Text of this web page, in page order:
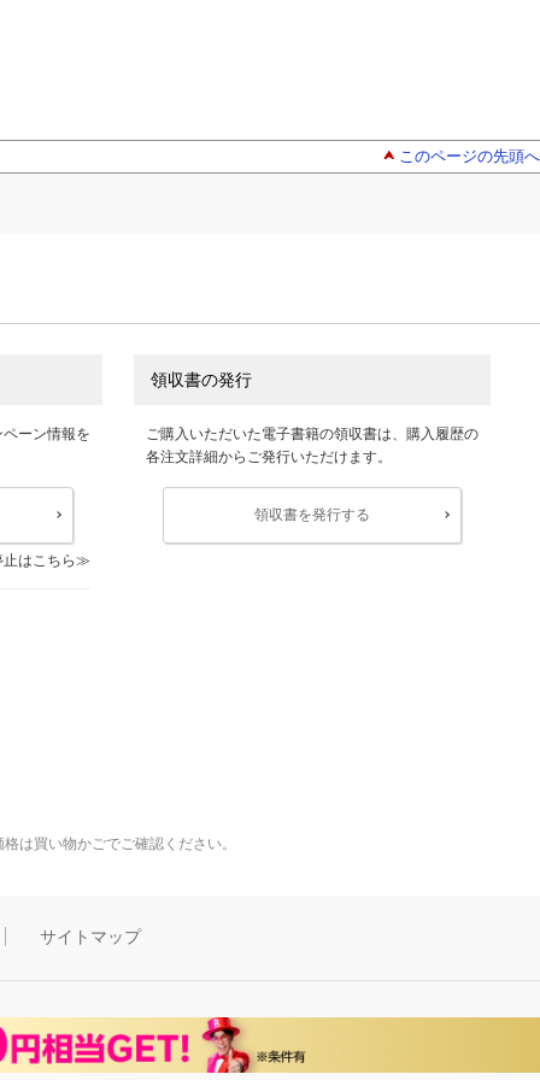
このページの先頭へ
ーン情報を
はこちら
領収書の発行
ご購入いただいた電子書籍の領収書は、購入履歴の
各注文詳細からご発行いただけます。
領収書を発行する
は買い物かごでご確認ください。
サイトマップ